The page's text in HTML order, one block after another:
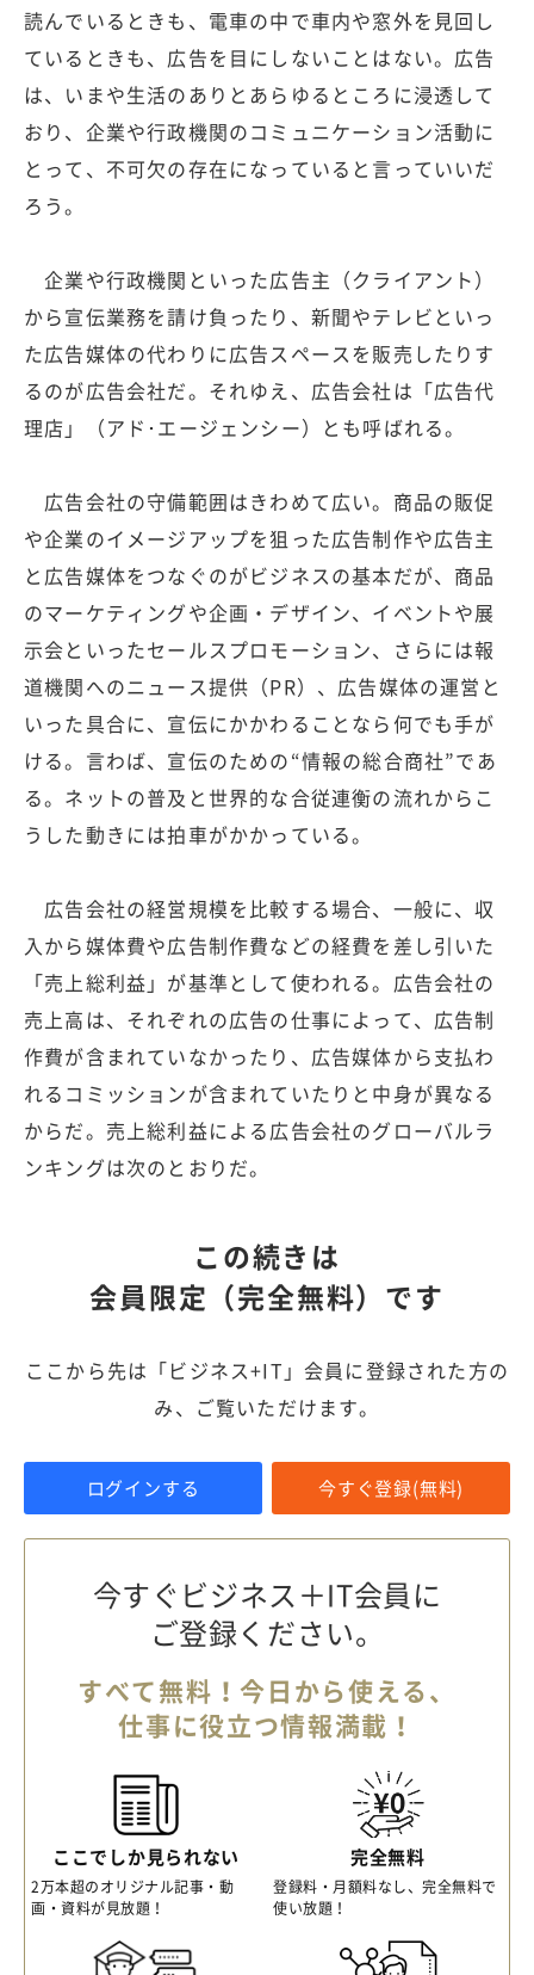
読んでいるときも、電車の中で車内や窓外を見回し
ているときも、広告を目にしないことはない。広告
は、いまや生活のありとあらゆるところに浸透して
おり、企業や行政機関のコミュニケーション活動に
とって、不可欠の存在になっていると言っていいだ
ろう。
企業や行政機関といった広告主（クライアント）
から宣伝業務を請け負ったり、新聞やテレビといっ
た広告媒体の代わりに広告スペースを販売したりす
るのが広告会社だ。それゆえ、広告会社は「広告代
理店」（アド･エージェンシー）とも呼ばれる。
広告会社の守備範囲はきわめて広い。商品の販促
や企業のイメージアップを狙った広告制作や広告主
と広告媒体をつなぐのがビジネスの基本だが、商品
のマーケティングや企画・デザイン、イベントや展
示会といったセールスプロモーション、さらには報
道機関へのニュース提供（PR）、広告媒体の運営と
いった具合に、宣伝にかかわることなら何でも手が
ける。言わば、宣伝のための“情報の総合商社”であ
る。ネットの普及と世界的な合従連衡の流れからこ
うした動きには拍車がかかっている。
広告会社の経営規模を比較する場合、一般に、収
入から媒体費や広告制作費などの経費を差し引いた
「売上総利益」が基準として使われる。広告会社の
売上高は、それぞれの広告の仕事によって、広告制
作費が含まれていなかったり、広告媒体から支払わ
れるコミッションが含まれていたりと中身が異なる
からだ。売上総利益による広告会社のグローバルラ
ンキングは次のとおりだ。
この続きは
会員限定（完全無料）です
ここから先は「ビジネス+IT」会員に登録された方の
み、ご覧いただけます。
ログインする 今すぐ登録(無料)
今すぐビジネス＋IT会員に
ご登録ください。
すべて無料！今日から使える、
仕事に役立つ情報満載！
ここでしか見られない
2万本超のオリジナル記事・動
画・資料が見放題！
完全無料
登録料・月額料なし、完全無料で
使い放題！